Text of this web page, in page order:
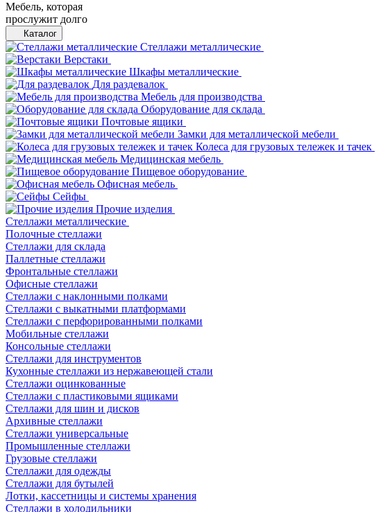
Мебель, которая
прослужит долго
Каталог
Стеллажи металлические
Верстаки
Шкафы металлические
Для раздевалок
Мебель для производства
Оборудование для склада
Почтовые ящики
Замки для металлической мебели
Колеса для грузовых тележек и тачек
Медицинская мебель
Пищевое оборудование
Офисная мебель
Сейфы
Прочие изделия
Стеллажи металлические
Полочные стеллажи
Стеллажи для склада
Паллетные стеллажи
Фронтальные стеллажи
Офисные стеллажи
Стеллажи с наклонными полками
Стеллажи с выкатными платформами
Стеллажи с перфорированными полками
Мобильные стеллажи
Консольные стеллажи
Стеллажи для инструментов
Кухонные стеллажи из нержавеющей стали
Стеллажи оцинкованные
Стеллажи с пластиковыми ящиками
Стеллажи для шин и дисков
Архивные стеллажи
Стеллажи универсальные
Промышленные стеллажи
Грузовые стеллажи
Стеллажи для одежды
Стеллажи для бутылей
Лотки, кассетницы и системы хранения
Стеллажи в холодильники